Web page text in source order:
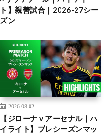
ト】親善試合｜2026-27シー
ズン
2026.08.02
【ジローナ v アーセナル｜ハ
イライト】プレシーズンマッ